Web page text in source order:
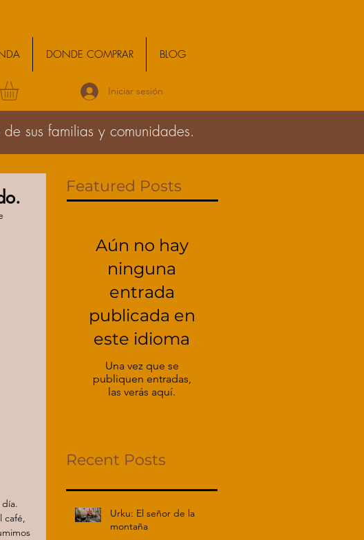
DONDE COMPRAR BLOG
Iniciar sesión
sus familias y comunidades.
café,
Featured Posts
Aún no hay
ninguna
entrada
publicada en
este idioma
Una vez que se
publiquen entradas,
las verás aquí.
Recent Posts
Urku: El señor de la
montaña